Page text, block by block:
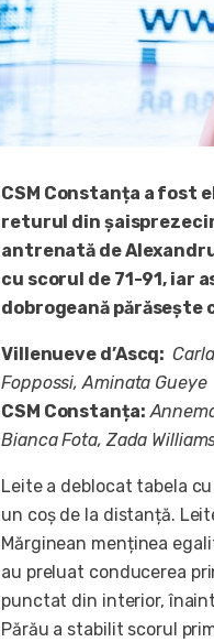
CSM Constanța a fost
returul din
antrenată de
cu scorul de 71-91, iar
dobrogeană părăsește
Villenueve d’Ascq:
Foppossi, Aminata Gueye
CSM Constanța:
Bianca Fota, Zada
Leite a deblocat tabela
un coș de la distanță.
Mărginean menținea
au preluat conducerea
punctat din interior,
Părău a stabilit scorul